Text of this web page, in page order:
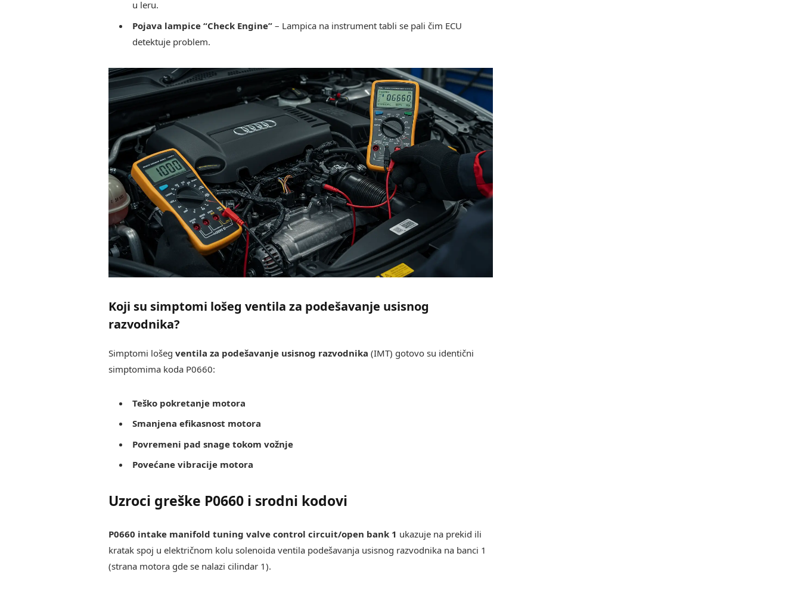
u leru.
Pojava lampice “Check Engine”– Lampica na instrument tabli se pali čim ECU
detektuje problem.
Koji su simptomi lošeg ventila za podešavanje usisnog
razvodnika?
Simptomi lošeg ventila za podešavanje usisnog razvodnika (IMT) gotovo su identični
simptomima koda P0660:
Teško pokretanje motora
Smanjena efikasnost motora
Povremeni pad snage tokom vožnje
Povećane vibracije motora
Uzroci greške P0660 i srodni kodovi
P0660 intake manifold tuning valve control circuit/open bank 1 ukazuje na prekid ili
kratak spoj u električnom kolu solenoida ventila podešavanja usisnog razvodnika na banci 1
(strana motora gde se nalazi cilindar 1).